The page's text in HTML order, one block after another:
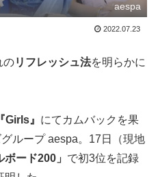
aespa
2022.07.23
のリフレッシュ法を明らかに
『Girls』 にてカムバックを果
ループ aespa。17日（現地
ボード200」 で初3位を記録